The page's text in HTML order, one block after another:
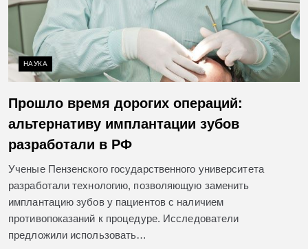
НАУКА
Прошло время дорогих операций:
альтернативу имплантации зубов
разработали в РФ
Ученые Пензенского государственного университета
разработали технологию, позволяющую заменить
имплантацию зубов у пациентов с наличием
противопоказаний к процедуре. Исследователи
предложили использовать…